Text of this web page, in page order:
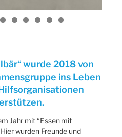
wurde 2018 von
ins Leben
Jahr mit “Essen mit
wurden Freunde und